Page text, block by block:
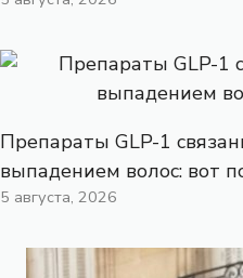
Препараты GLP-1
выпадением волос: вот
5 августа, 2026